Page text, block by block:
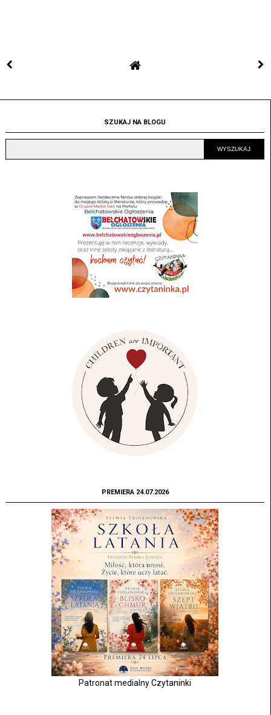
SZUKAJ NA BLOGU
PREMIERA 24.07.2026
Patronat medialny Czytaninki